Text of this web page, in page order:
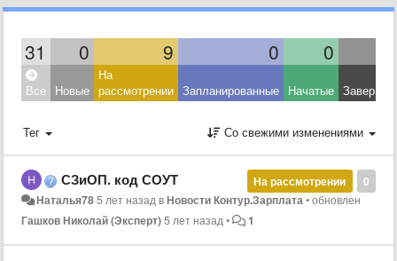
31 0 9 0 0
Все Новые
На
рассмотрении Запланированные Начатые
Тег Со свежими изменениями
0
На рассмотрении
СЗиОП. код СОУТ
Наталья785 лет назадвНовости Контур.Зарплата•обновлен
Гашков Николай (Эксперт)5 лет назад• 1